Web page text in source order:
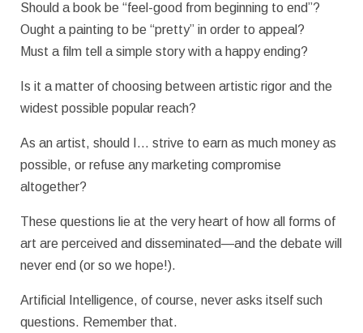
Should a book be “feel-good from beginning to end”?
Ought a painting to be “pretty” in order to appeal?
Must a film tell a simple story with a happy ending?
Is it a matter of choosing between artistic rigor and the
widest possible popular reach?
As an artist, should I… strive to earn as much money as
possible, or refuse any marketing compromise
altogether?
These questions lie at the very heart of how all forms of
art are perceived and disseminated—and the debate will
never end (or so we hope!).
Artificial Intelligence, of course, never asks itself such
questions. Remember that.